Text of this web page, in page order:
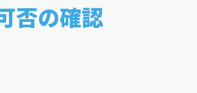
否の確認